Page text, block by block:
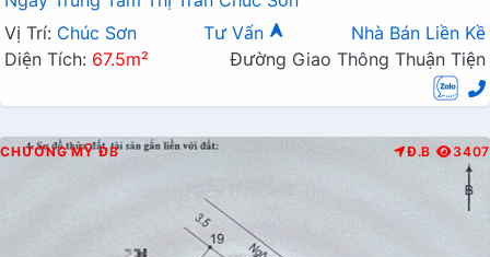
Vị Trí: Chúc Sơn Tư Vấn
Nhà Bán Liền Kề
Diện Tích: 67.5m² Đường Giao Thông Thuận Tiện
CHƯƠNG MỸ ĐB Đ.B 3407